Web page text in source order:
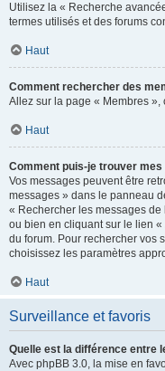
Utilisez la « Recherche
termes utilisés et des forums
Haut
Comment rechercher des
Allez sur la page « Membres
Haut
Comment puis-je trouver
Vos messages peuvent être
messages » dans le panneau
« Rechercher les messages de
ou bien en cliquant sur le lien
du forum. Pour rechercher vos
choisissez les paramètres
Haut
Surveillance et favoris
Quelle est la différence entre
Avec phpBB 3.0, la mise en